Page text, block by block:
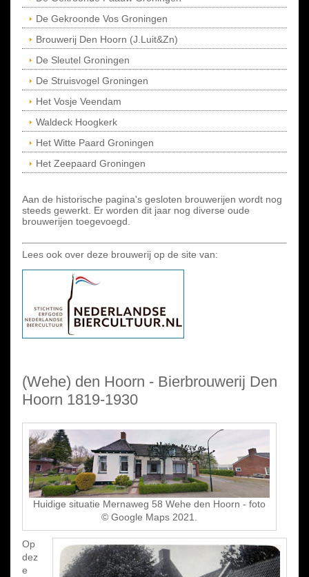
De Gekroonde Vos Groningen
Brouwerij Den Hoorn (J.Luit&Zn)
De Sleutel Groningen
De Struisvogel Groningen
Het Vosje Veendam
Waldeck Hoogkerk
Het Witte Paard Groningen
Het Zeepaard Groningen
Aan de historische pagina's gesloten brouwerijen wordt nog
steeds gewerkt. Er worden dit jaar nog diverse oude
brouwerijen toegevoegd.
Lees ook over deze brouwerij op de site van:
(Wehe) den Hoorn - Bierbrouwerij Den
Hoorn 1819-1930
Huidige situatie Mernaweg 58 Wehe den Hoorn - foto
© Google Maps 2021.
Op
dez
e